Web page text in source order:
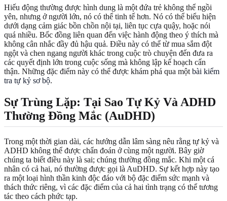
Hiếu động thường được hình dung là một đứa trẻ không thể ngồi
yên, nhưng ở người lớn, nó có thể tinh tế hơn. Nó có thể biểu hiện
dưới dạng cảm giác bồn chồn nội tại, liên tục cựa quậy, hoặc nói
quá nhiều. Bốc đồng liên quan đến việc hành động theo ý thích mà
không cân nhắc đầy đủ hậu quả. Điều này có thể từ mua sắm đột
ngột và chen ngang người khác trong cuộc trò chuyện đến đưa ra
các quyết định lớn trong cuộc sống mà không lập kế hoạch cẩn
thận. Những đặc điểm này có thể được khám phá qua một bài kiểm
tra tự kỷ sơ bộ.
Sự Trùng Lặp: Tại Sao Tự Kỷ Và ADHD
Thường Đồng Mắc (AuDHD)
Trong một thời gian dài, các hướng dẫn lâm sàng nêu rằng tự kỷ và
ADHD không thể được chẩn đoán ở cùng một người. Bây giờ
chúng ta biết điều này là sai; chúng thường đồng mắc. Khi một cá
nhân có cả hai, nó thường được gọi là AuDHD. Sự kết hợp này tạo
ra một loại hình thần kinh độc đáo với bộ đặc điểm sức mạnh và
thách thức riêng, vì các đặc điểm của cả hai tình trạng có thể tương
tác theo cách phức tạp.